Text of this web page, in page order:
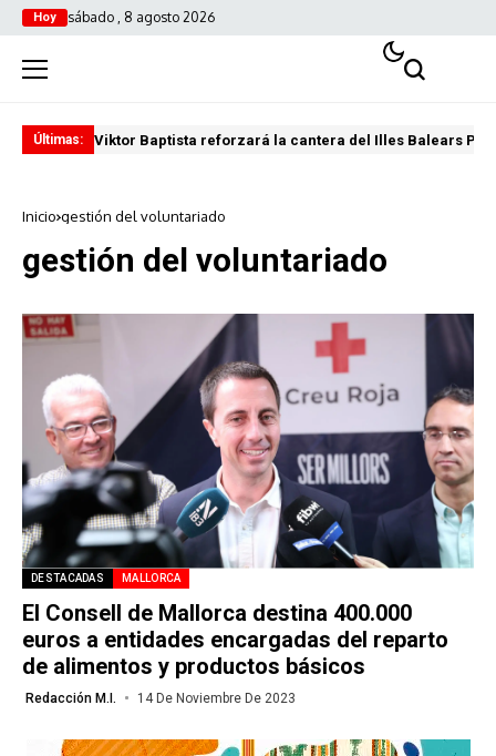
Hoy sábado , 8 agosto 2026
Últimas: Viktor Baptista reforzará la cantera del Illes Balears
Inicio gestión del voluntariado
gestión del voluntariado
DESTACADAS MALLORCA
El Consell de Mallorca destina 400.000
euros a entidades encargadas del reparto
de alimentos y productos básicos
Redacción M.I. 14 De Noviembre De 2023